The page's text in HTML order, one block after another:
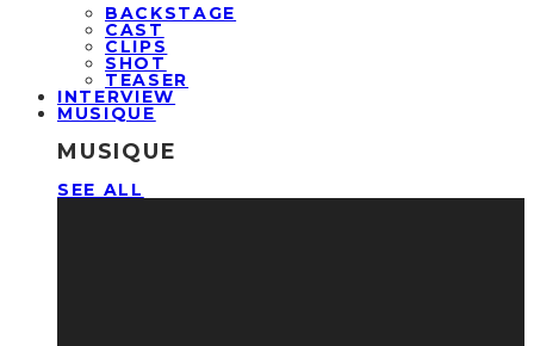
BACKSTAGE
CAST
CLIPS
SHOT
TEASER
INTERVIEW
MUSIQUE
MUSIQUE
SEE ALL